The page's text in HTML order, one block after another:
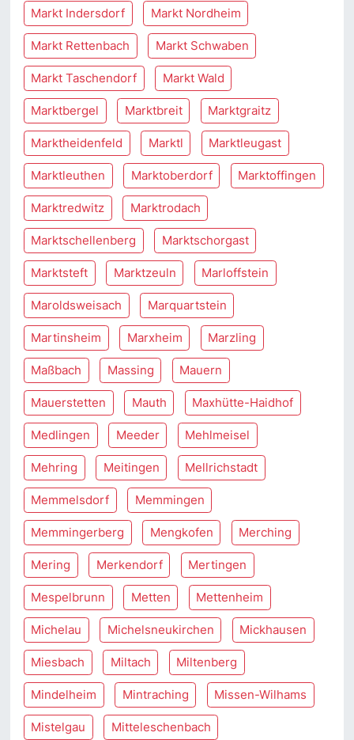
Markt Indersdorf Markt Nordheim
Markt Rettenbach Markt Schwaben
Markt Taschendorf Markt Wald
Marktbergel Marktbreit Marktgraitz
Marktheidenfeld Marktl Marktleugast
Marktleuthen Marktoberdorf Marktoffingen
Marktredwitz Marktrodach
Marktschellenberg Marktschorgast
Marktsteft Marktzeuln Marloffstein
Maroldsweisach Marquartstein
Martinsheim Marxheim Marzling
Maßbach Massing Mauern
Mauerstetten Mauth Maxhütte-Haidhof
Medlingen Meeder Mehlmeisel
Mehring Meitingen Mellrichstadt
Memmelsdorf Memmingen
Memmingerberg Mengkofen Merching
Mering Merkendorf Mertingen
Mespelbrunn Metten Mettenheim
Michelau Michelsneukirchen Mickhausen
Miesbach Miltach Miltenberg
Mindelheim Mintraching Missen-Wilhams
Mistelgau Mitteleschenbach